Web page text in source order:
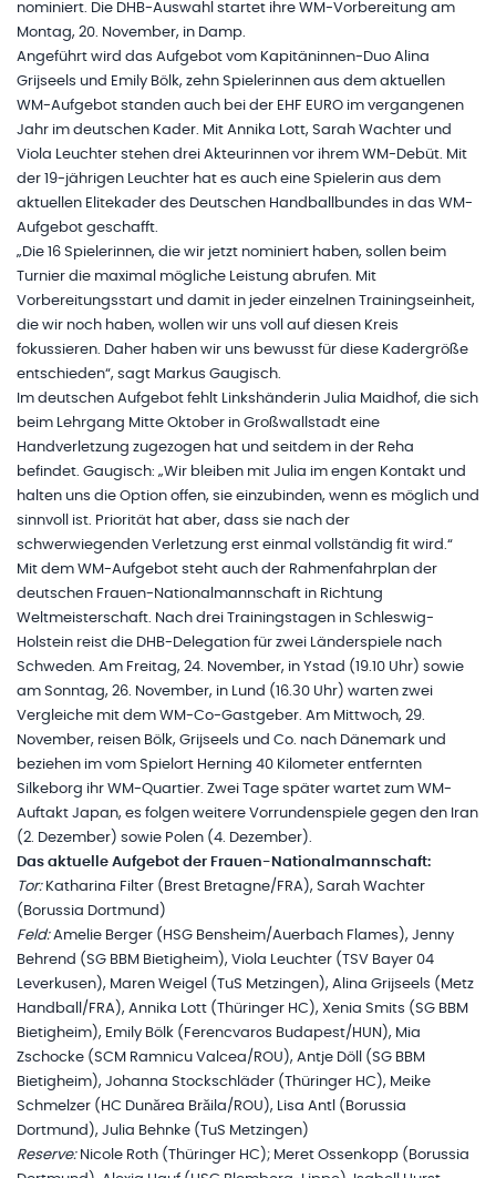
nominiert. Die DHB-Auswahl startet ihre WM-Vorbereitung am
Montag, 20. November, in Damp.
Angeführt wird das Aufgebot vom Kapitäninnen-Duo Alina
Grijseels und Emily Bölk, zehn Spielerinnen aus dem aktuellen
WM-Aufgebot standen auch bei der EHF EURO im vergangenen
Jahr im deutschen Kader. Mit Annika Lott, Sarah Wachter und
Viola Leuchter stehen drei Akteurinnen vor ihrem WM-Debüt. Mit
der 19-jährigen Leuchter hat es auch eine Spielerin aus dem
aktuellen Elitekader des Deutschen Handballbundes in das WM-
Aufgebot geschafft.
„Die 16 Spielerinnen, die wir jetzt nominiert haben, sollen beim
Turnier die maximal mögliche Leistung abrufen. Mit
Vorbereitungsstart und damit in jeder einzelnen Trainingseinheit,
die wir noch haben, wollen wir uns voll auf diesen Kreis
fokussieren. Daher haben wir uns bewusst für diese Kadergröße
entschieden“, sagt Markus Gaugisch.
Im deutschen Aufgebot fehlt Linkshänderin Julia Maidhof, die sich
beim Lehrgang Mitte Oktober in Großwallstadt eine
Handverletzung zugezogen hat und seitdem in der Reha
befindet. Gaugisch: „Wir bleiben mit Julia im engen Kontakt und
halten uns die Option offen, sie einzubinden, wenn es möglich und
sinnvoll ist. Priorität hat aber, dass sie nach der
schwerwiegenden Verletzung erst einmal vollständig fit wird.“
Mit dem WM-Aufgebot steht auch der Rahmenfahrplan der
deutschen Frauen-Nationalmannschaft in Richtung
Weltmeisterschaft. Nach drei Trainingstagen in Schleswig-
Holstein reist die DHB-Delegation für zwei Länderspiele nach
Schweden. Am Freitag, 24. November, in Ystad (19.10 Uhr) sowie
am Sonntag, 26. November, in Lund (16.30 Uhr) warten zwei
Vergleiche mit dem WM-Co-Gastgeber. Am Mittwoch, 29.
November, reisen Bölk, Grijseels und Co. nach Dänemark und
beziehen im vom Spielort Herning 40 Kilometer entfernten
Silkeborg ihr WM-Quartier. Zwei Tage später wartet zum WM-
Auftakt Japan, es folgen weitere Vorrundenspiele gegen den Iran
(2. Dezember) sowie Polen (4. Dezember).
Das aktuelle Aufgebot der Frauen-Nationalmannschaft:
Tor: Katharina Filter (Brest Bretagne/FRA), Sarah Wachter
(Borussia Dortmund)
Feld:Amelie Berger (HSG Bensheim/Auerbach Flames), Jenny
Behrend (SG BBM Bietigheim), Viola Leuchter (TSV Bayer 04
Leverkusen), Maren Weigel (TuS Metzingen), Alina Grijseels (Metz
Handball/FRA), Annika Lott (Thüringer HC), Xenia Smits (SG BBM
Bietigheim), Emily Bölk (Ferencvaros Budapest/HUN), Mia
Zschocke (SCM Ramnicu Valcea/ROU), Antje Döll (SG BBM
Bietigheim), Johanna Stockschläder (Thüringer HC), Meike
Schmelzer (HC Dunărea Brăila/ROU), Lisa Antl (Borussia
Dortmund), Julia Behnke (TuS Metzingen)
Reserve:Nicole Roth (Thüringer HC); Meret Ossenkopp (Borussia